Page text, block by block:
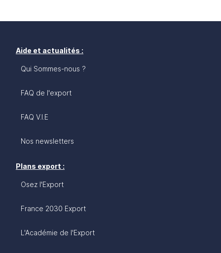
Aide et actualités :
Qui Sommes-nous ?
FAQ de l'export
FAQ V.I.E
Nos newsletters
Plans export :
Osez l'Export
France 2030 Export
L'Académie de l'Export